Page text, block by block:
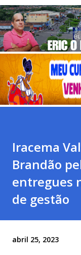
Iracema
Brandão
entregues
de gestão
abril 25, 2023